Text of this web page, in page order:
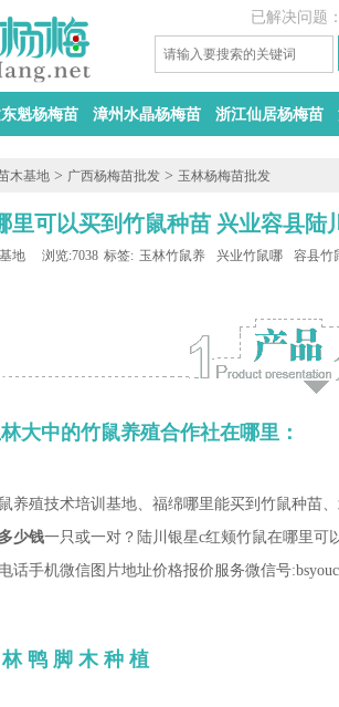
已解决问题
魁杨梅苗 漳州水晶杨梅苗 浙江仙居杨梅苗
木基地 > 广西杨梅苗批发 > 玉林杨梅苗批发
里可以买到竹鼠种苗 兴业容县陆
地 浏览:7038 标签: 玉林竹鼠养殖基地兴业竹鼠哪里有竹鼠
容县竹
大中的竹鼠养殖合作社在哪里：
养殖技术培训基地、福绵哪里能买到竹鼠种苗
少钱一只或一对？陆川银星c红颊竹鼠在哪里可
话手机微信图片地址价格报价服务微信号